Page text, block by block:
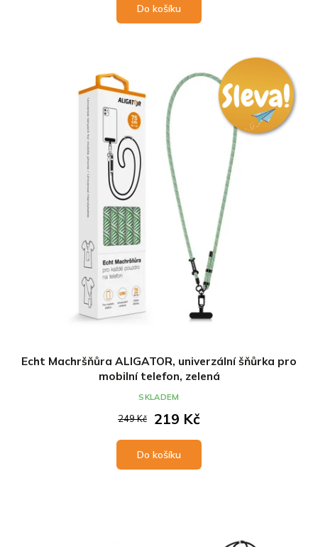
Do košíku
Echt Machršňůra ALIGATOR, univerzální šňůrka pro
mobilní telefon, zelená
249 Kč 219 Kč
Do košíku
SKLADEM